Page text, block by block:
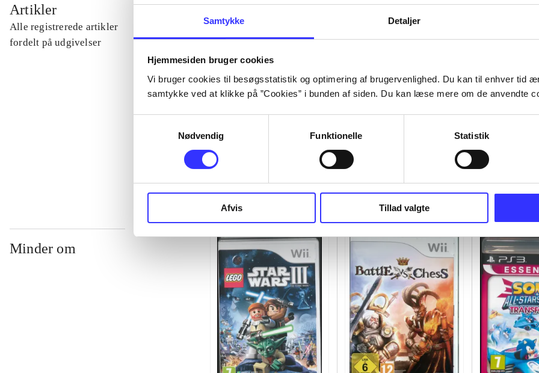
Samtykke Detaljer
Hjemmesiden bruger cookies
Vi bruger cookies til besøgsstatistik og optimering af brugervenlighed. Du kan til enhver tid
samtykke ved at klikke på ”Cookies” i bunden af siden. Du kan læse mere om de anvendte
Nødvendig
Funktionelle Statistik
Afvis Tillad valgte
Artikler
Alle registrerede artikler
fordelt på udgivelser
...
...
...
Minder om